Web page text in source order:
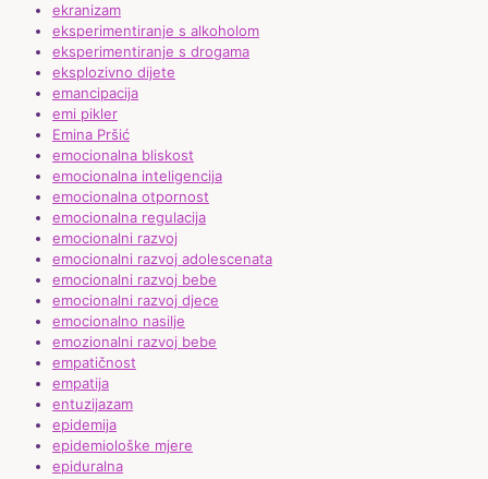
ekranizam
eksperimentiranje s alkoholom
eksperimentiranje s drogama
eksplozivno dijete
emancipacija
emi pikler
Emina Pršić
emocionalna bliskost
emocionalna inteligencija
emocionalna otpornost
emocionalna regulacija
emocionalni razvoj
emocionalni razvoj adolescenata
emocionalni razvoj bebe
emocionalni razvoj djece
emocionalno nasilje
emozionalni razvoj bebe
empatičnost
empatija
entuzijazam
epidemija
epidemiološke mjere
epiduralna